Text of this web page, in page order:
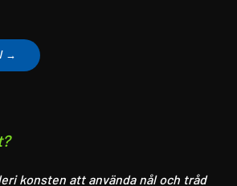
→
konsten att använda nål och tråd